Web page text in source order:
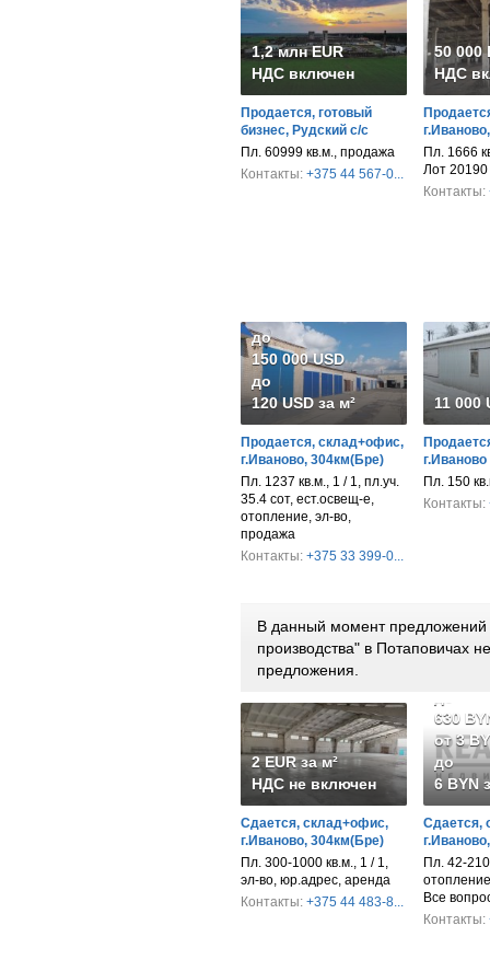
1,2 млн EUR
НДС включен
Продается, готовый
бизнес, Рудский с/с
Пл. 60999 кв.м., продажа
Контакты: +375 44 567-0...
50 000
НДС
Пл. 1666
Лот 20190
Контакты:
до
150 000 USD
до
120 USD за м²
Продается, склад+офис,
г.Иваново, 304км(Бре)
Пл. 1237 кв.м., 1 / 1, пл.уч.
35.4 сот, ест.освещ-е,
отопление, эл-во,
продажа
Контакты: +375 33 399-0...
11 000
г.Иваново
Пл. 150
Контакты:
В данный момент
производства" в Потаповичах
предложения.
2 EUR за м²
НДС не включен
Сдается, склад+офис,
г.Иваново, 304км(Бре)
Пл. 300-1000 кв.м., 1 / 1,
эл-во, юр.адрес, аренда
Контакты: +375 44 483-8...
630
от 3
до
6 BYN
Сдается,
Пл. 42-210
Все
Контакты: